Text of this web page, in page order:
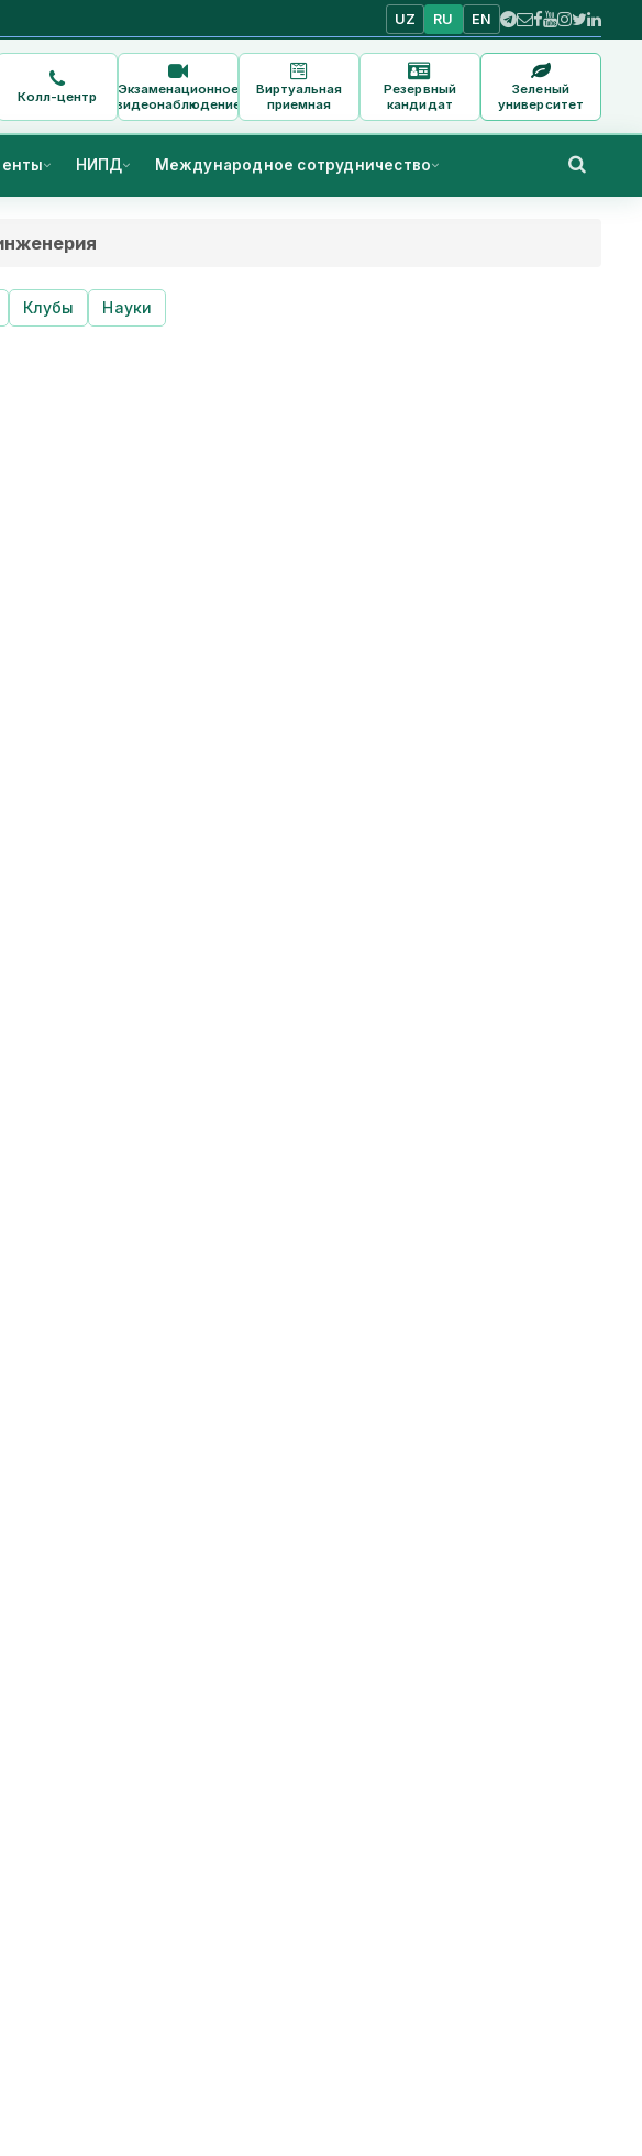
UZ RU EN
Колл-центр
Экзаменационное
видеонаблюдение
Виртуальная
приемная
Резервный
кандидат
Зеленый
университет
НИПД Международное сотрудничество
Клубы Науки